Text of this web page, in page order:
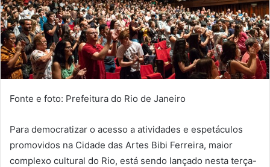
Fonte e foto: Prefeitura do Rio de Janeiro
Para democratizar o acesso a atividades e espetáculos
promovidos na Cidade das Artes Bibi Ferreira, maior
complexo cultural do Rio, está sendo lançado nesta terça-